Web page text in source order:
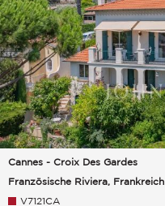
Cannes - Croix Des Gardes
Französische Riviera, Frankreich
V7121CA